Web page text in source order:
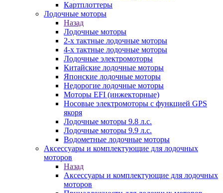
Картплоттеры
Лодочные моторы
Назад
Лодочные моторы
2-х тактные лодочные моторы
4-х тактные лодочные моторы
Лодочные электромоторы
Китайские лодочные моторы
Японские лодочные моторы
Недорогие лодочные моторы
Моторы EFI (инжекторные)
Носовые электромоторы с функцией GPS
якоря
Лодочные моторы 9.8 л.с.
Лодочные моторы 9.9 л.с.
Водометные лодочные моторы
Аксессуары и комплектующие для лодочных
моторов
Назад
Аксессуары и комплектующие для лодочных
моторов